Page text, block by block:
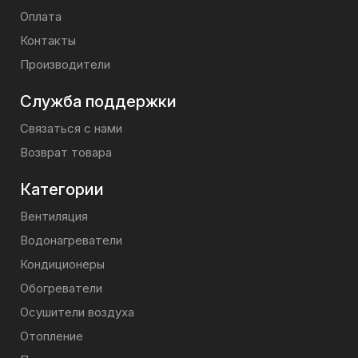
Оплата
Контакты
Производители
Служба поддержки
Связаться с нами
Возврат товара
Категории
Вентиляция
Водонагреватели
Кондиционеры
Обогреватели
Осушители воздуха
Отопление